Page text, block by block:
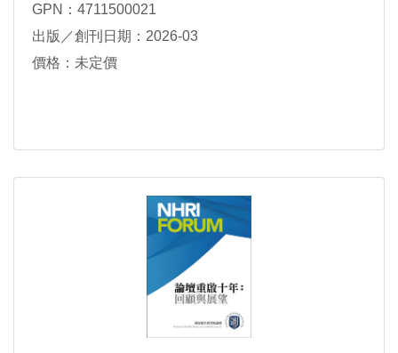
GPN：4711500021
出版／創刊日期：2026-03
價格：未定價